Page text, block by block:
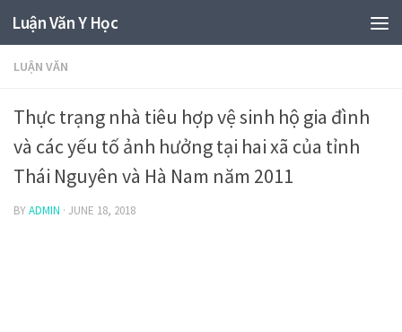
Luận Văn Y Học
LUẬN VĂN
Thực trạng nhà tiêu hợp vệ sinh hộ gia đình
và các yếu tố ảnh hưởng tại hai xã của tỉnh
Thái Nguyên và Hà Nam năm 2011
BYADMIN · JUNE 18, 2018